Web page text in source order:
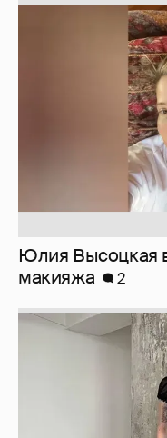
Юлия Высоцкая
макияжа
2